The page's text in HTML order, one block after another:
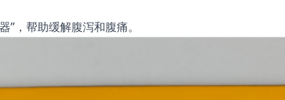
，帮助缓解腹泻和腹痛。